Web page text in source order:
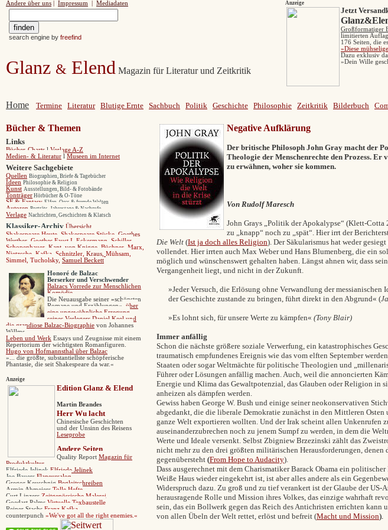
Andere über uns Impressum Mediadaten
search engine by freefind
Glanz & Elend Magazin für Literatur und Zeitkritik
Anzeige
Jetzt
Großformatiger
limitierten
176 Seiten, die
»Diese
Dazu exklusiv
»Dein Wille
Home Termine Literatur Blutige Ernte Sachbuch Politik Geschichte Philosophie Zeitkritik Bilderbuch
Bücher & Themen
Links
Bücher-Charts l Verlage A-Z
Medien- & Literatur l Museen im Internet
Weitere Sachgebiete
Quellen Biographien, Briefe & Tagebücher
Ideen Philosophie & Religion
Kunst Ausstellungen, Bild- & Fotobände
Tonträger Hörbücher & O-Töne
SF & Fantasy Elfen, Orcs & fremde Welten
Autoren Porträts, Jahrestage & Nachrufe
Verlage Nachrichten, Geschichten & Klatsch
Klassiker-Archiv Übersicht
Shakespeare Heute Shakespeare Stücke Goethes
Werther, Goethes Faust I, Eckermann,
Schiller,
Schopenhauer, Kant, von Knigge, Büchner, Marx
Nietzsche, Kafka, Schnitzler Kraus Mühsam
Simmel
Tucholsky Samuel Beckett
Honoré de Balzac
Berserker und Verschwender
Balzacs Vorrede zur Menschlichen
Komödie
Die Neuausgabe seiner »schönsten
Romane und Erzählungen«
über
eine ungewöhnliche Erregung
seines Verlegers Daniel Keel und
die grandiose Balzac-Biographie von Johannes
Willms.
Leben und Werk Essays und Zeugnisse mit einem
Repertorium der wichtigsten Romanfiguren.
Hugo von Hofmannsthal über Balzac
»... die größte, substantiellste schöpferische
Phantasie, die seit Shakespeare da war.«
Anzeige
Edition Glanz & Elend
Martin Brandes
Herr Wu lacht
Chinesische Geschichten
und der Unsinn des Reisens
Leseprobe
Andere Seiten
Quality Report Magazin für
Produktkultur
Elfriede Jelinek Elfriede Jelinek
Joe Bauers Flaneursalon
Gregor Keuschnig Begleitschreiben
Armin Abmeiers Tolle Hefte
Curt Linzers Zeitgenössische Malerei
Goedart Palms Virtuelle Texbaustelle
Reiner Stachs Franz Kafka
counterpunch »We've got all the right enemies.«
Negative Aufklärung
Der britische Philosoph John Gray macht der
Theologie der Menschenrechte den Prozess. Er
zu erwähnen, woher sie kommen.
Von Rudolf Maresch
John Grays „Politik der Apokalypse“ (Klett-Cotta
zu „knapp“ noch zu „spät“. Hier irrt der
Die Welt (Ist ja doch alles Religion). Der Säkularismus hat weder
vollendet. Hier irrten auch Max Weber und Hans Blumenberg, die ein
möglich und wünschenswert gehalten haben. Längst ahnen wir, dass
Vergangenheit liegt, und nicht in der
»Jeder Versuch, die Erlösung ohne Verwandlung der messianischen
der Geschichte zustande zu bringen, führt direkt in den Abgrund« (
»Es lohnt sich, für unsere Werte zu kämpfen« (Tony Blair)
Immer anfällig
Schon die nächste größere soziale Verwerfung, ein katastrophisches
traumatisch empfundenes Ereignis wie das vom elften September
Staaten oder sogar Weltmächte für politische Theologien und
Führer oder Lösungen anfällig machen. Auch, weil die annoncierten
Energie und Klima das Gewaltpotenzial, das Glauben oder Religion in
anheizen als dämpfen werden.
Gewiss haben George W. Bush und einige seiner neokonservativen
abgedankt, die die liberale Demokratie zunächst in den Mittleren Osten
ganze Welt exportieren wollten. Und der Irak scheint allen Unkenrufen
auseinanderzubrechen noch zu jenem Sumpf zu werden, in dem die
Werte und Ideale versenkt. Selbst Zbigniew Brzezinski zählt das
nicht mehr zu den drei größten militärischen Herausforderungen, denen
gegenübersteht (From Hope to Audacity).
Dass ausgerechnet mit dem Charismatiker Barack Obama ein politischer
Weiße Haus wieder eingekehrt ist, ist aber alles andere als ein
Widerspruch dazu. Zu groß und zu tief verankert ist der Glaube der US-
herausragende Rolle und Mission ihres Volkes, das einzige wahrhaft
sein, das ein Bollwerk gegen das Reich des Antichristen errichten kann
von allen Übeln der Welt rettet, erlöst und befreit (Macht und Mission).